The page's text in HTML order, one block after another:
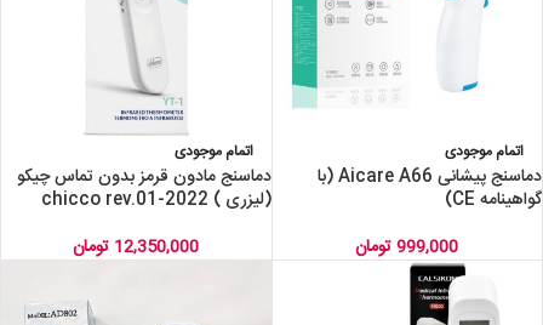
اتمام موجودی
دماسنج پیشانی Aicare A66 (با
گواهینامه CE)
999,000تومان
اتمام موجودی
دماسنج مادون قرمز بدون تماس چیکو
(لیزری ) chicco rev.01-2022
12,350,000 تومان